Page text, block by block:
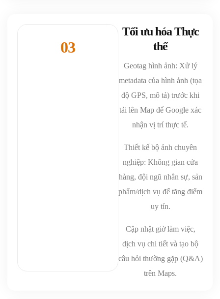
03
Tối ưu hóa Thực
thể
Geotag hình ảnh: Xử lý
metadata của hình ảnh (tọa
độ GPS, mô tả) trước khi
tải lên Map để Google xác
nhận vị trí thực tế.
Thiết kế bộ ảnh chuyên
nghiệp: Không gian cửa
hàng, đội ngũ nhân sự, sản
phẩm/dịch vụ để tăng điểm
uy tín.
Cập nhật giờ làm việc,
dịch vụ chi tiết và tạo bộ
câu hỏi thường gặp (Q&A)
trên Maps.